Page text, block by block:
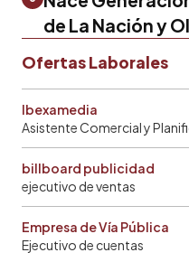
de La Nación y
Ofertas Laborales
Ibexamedia
Asistente Comercial y
billboard publicidad
ejecutivo de ventas
Empresa de Vía Pública
Ejecutivo de cuentas